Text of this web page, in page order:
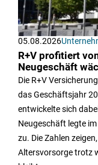
05.08.2026
R+V profitiert
Neugeschäft
Die R+V
das Geschäftsjahr
entwickelte sich
Neugeschäft legte
zu. Die Zahlen
Altersvorsorge trotz